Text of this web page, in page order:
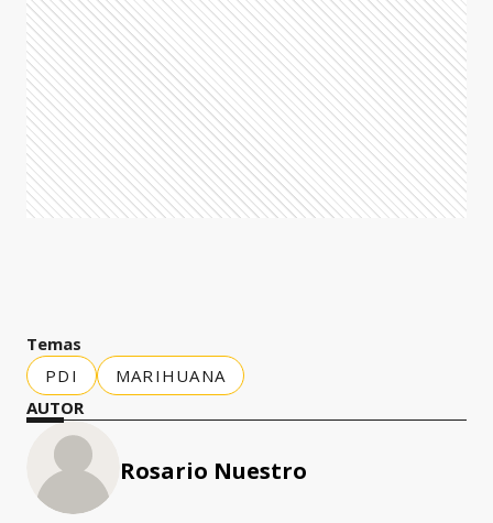
Temas
PDI
MARIHUANA
AUTOR
Rosario Nuestro